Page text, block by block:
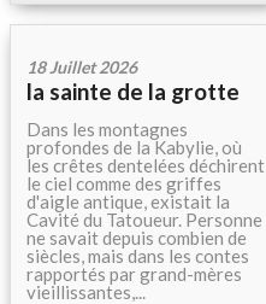
18 Juillet 2026
la sainte de la grotte
Dans les montagnes
profondes de la Kabylie, où
les crêtes dentelées déchirent
le ciel comme des griffes
d'aigle antique, existait la
Cavité du Tatoueur. Personne
ne savait depuis combien de
siècles, mais dans les contes
rapportés par grand-mères
vieillissantes,...